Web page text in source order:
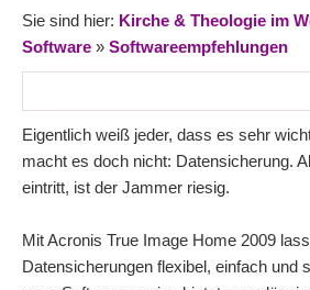
Sie sind hier: Kirche & Theologie im
Software » Softwareempfehlungen
Eigentlich weiß jeder, dass es sehr
macht es doch nicht: Datensicherung.
eintritt, ist der Jammer riesig.
Mit Acronis True Image Home 2009
Datensicherungen flexibel, einfach und